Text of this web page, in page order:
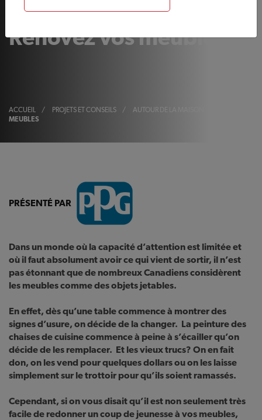
Rénovez vos meubles
ACCUEIL / PROJETS ET CONSEILS / AUTOUR DE LA MAISON
MEUBLES
PRÉSENTÉ PAR
Dans un monde où la capacité d’attention est limitée et
où il faut absolument avoir ce qui vient de sortir, il n’est
pas étonnant que de nombreux Canadiens considèrent
les meubles comme des objets jetables.
En effet, dès qu’une table commence à montrer des
signes d’usure, on décide de la changer. La peinture des
chaises de cuisine commence à peine à s’écailler qu’on
décide de les remplacer. Et les vieux trucs? On en fait
don, on les vend pour quelques dollars ou on les laisse
simplement sur le trottoir pour qu’ils soient ramassés.
Cependant, si on vous disait qu’il est non seulement très
facile de redonner un coup de jeunesse à vos meubles,